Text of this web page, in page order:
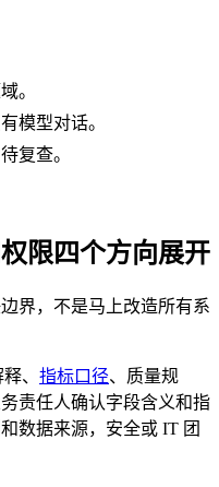
。
模型对话。
复查。
限四个方向展开
界，不是马上改造所有系
、 指标口径、质量规
责任人确认字段含义和指
数据来源，安全或 IT 团